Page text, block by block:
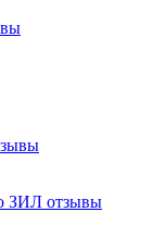
ЗИЛ отзывы